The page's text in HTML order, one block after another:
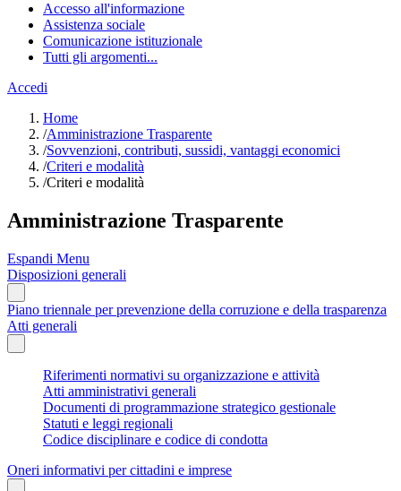
Accesso all'informazione
Assistenza sociale
Comunicazione istituzionale
Tutti gli argomenti...
Accedi
Home
/Amministrazione Trasparente
/Sovvenzioni, contributi, sussidi, vantaggi economici
/Criteri e modalità
/Criteri e modalità
Amministrazione Trasparente
Espandi Menu
Disposizioni generali
Piano triennale per prevenzione della corruzione e della trasparenza
Atti generali
Riferimenti normativi su organizzazione e attività
Atti amministrativi generali
Documenti di programmazione strategico gestionale
Statuti e leggi regionali
Codice disciplinare e codice di condotta
Oneri informativi per cittadini e imprese